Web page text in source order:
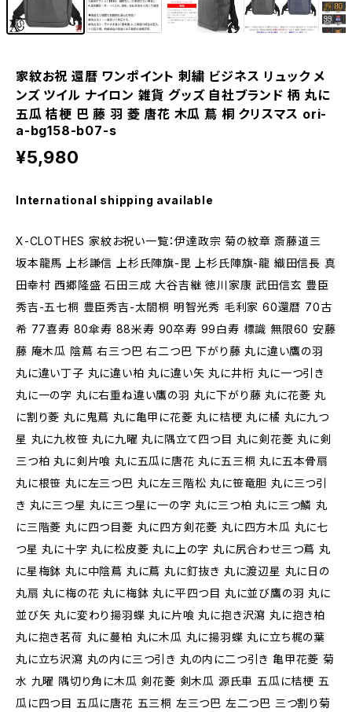
家紋お祝 還暦 ワンポイント 刺繍 ビジネス リュック メ
ンズ ツイル ナイロン 雑貨 グッズ 自社ブランド 柄 丸に
五瓜 桔梗 巴 藤 羽 菱 唐花 木瓜 蔦 桐 クリスマス ori-
a-bg158-b07-s
¥5,980
International shipping available
X-CLOTHES 家紋お祝い一覧：伊達政宗 菊の紋章 斎藤道三
坂本龍馬 上杉謙信 上杉氏陣旗-毘 上杉氏陣旗-龍 織田信長 真
田幸村 西郷隆盛 石田三成 大谷吉継 徳川家康 武田信玄 豊臣
秀吉-五七桐 豊臣秀吉-太閤桐 明智光秀 毛利家 60還暦 70古
希 77喜寿 80傘寿 88米寿 90卒寿 99白寿 標識 無限60 安藤
藤 庵木瓜 陰蔦 右三つ巴 右二つ巴 下がり藤 丸に違い鷹の羽
丸に違い丁子 丸に違い柏 丸に違い矢 丸に井桁 丸に一つ引き
丸に一の字 丸に右重ね違い鷹の羽 丸に下がり藤 丸に花菱 丸
に割り菱 丸に鬼蔦 丸に亀甲に花菱 丸に桔梗 丸に橘 丸に九つ
星 丸に九枚笹 丸に九曜 丸に隅立て四つ目 丸に剣花菱 丸に剣
三つ柏 丸に剣片喰 丸に五瓜に唐花 丸に五三桐 丸に五本骨扇
丸に根笹 丸に左三つ巴 丸に左三階松 丸に笹竜胆 丸に三つ引
き 丸に三つ星 丸に三つ星に一の字 丸に三つ柏 丸に三つ鱗 丸
に三階菱 丸に四つ目菱 丸に四方剣花菱 丸に四方木瓜 丸に七
つ星 丸に十字 丸に松皮菱 丸に上の字 丸に尻合わせ三つ蔦 丸
に星梅鉢 丸に中陰蔦 丸に蔦 丸に釘抜き 丸に渡辺星 丸に日の
丸扇 丸に梅の花 丸に梅鉢 丸に平四つ目 丸に並び鷹の羽 丸に
並び矢 丸に変わり揚羽蝶 丸に片喰 丸に抱き沢瀉 丸に抱き柏
丸に抱き茗荷 丸に蔓柏 丸に木瓜 丸に揚羽蝶 丸に立ち梶の葉
丸に立ち沢瀉 丸の内に三つ引き 丸の内に二つ引き 亀甲花菱 菊
水 九曜 隅切り角に木瓜 剣花菱 剣木瓜 源氏車 五瓜に桔梗 五
瓜に四つ目 五瓜に唐花 五三桐 左三つ巴 左二つ巴 三つ割り菊